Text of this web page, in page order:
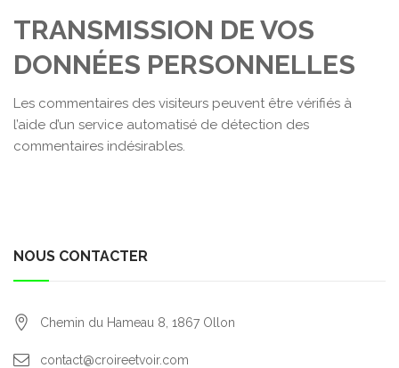
TRANSMISSION DE VOS
DONNÉES PERSONNELLES
Les commentaires des visiteurs peuvent être vérifiés à
l’aide d’un service automatisé de détection des
commentaires indésirables.
NOUS CONTACTER
Chemin du Hameau 8, 1867 Ollon
contact@croireetvoir.com